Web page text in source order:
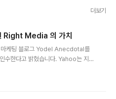
더보기
Media 의 가치
케팅 블로그 Yodel Anecdotal를
한다고 밝혔습니다. Yahoo는 지난
년 설립된 Right Media는 지난